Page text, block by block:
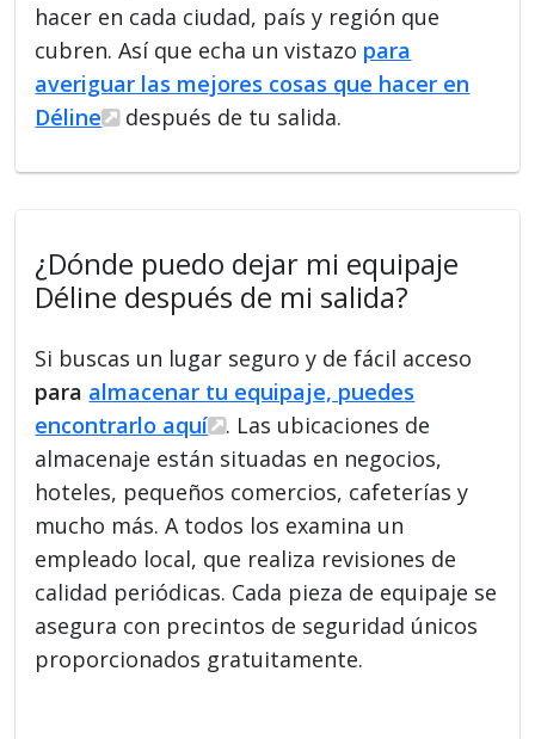
hacer en cada ciudad, país y región que
cubren. Así que echa un vistazo para
averiguar las mejores cosas que hacer en
Déline
después de tu salida.
¿Dónde puedo dejar mi equipaje
Déline después de mi salida?
Si buscas un lugar seguro y de fácil acceso
para almacenar tu equipaje, puedes
encontrarlo aquí
. Las ubicaciones de
almacenaje están situadas en negocios,
hoteles, pequeños comercios, cafeterías y
mucho más. A todos los examina un
empleado local, que realiza revisiones de
calidad periódicas. Cada pieza de equipaje se
asegura con precintos de seguridad únicos
proporcionados gratuitamente.